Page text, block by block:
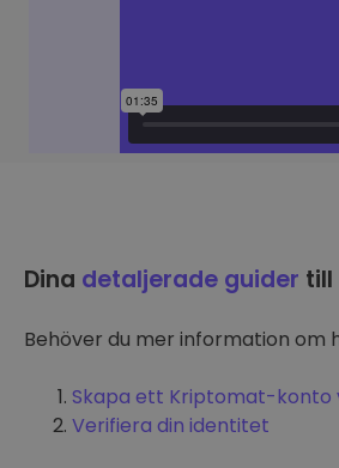
Dina detaljerade guider till
Behöver du mer information om
Skapa ett Kriptomat-konto
Verifiera din identitet